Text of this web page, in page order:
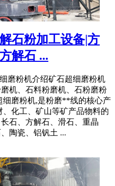
石粉加工设备|方
解石 ...
磨粉机介绍矿石超细磨粉机
机、石料粉磨机、石粉磨粉
细磨粉机,是粉磨**线的核心产
化工、矿山等矿产品物料的
石、方解石、滑石、重晶
陶瓷、铝钒土 ...